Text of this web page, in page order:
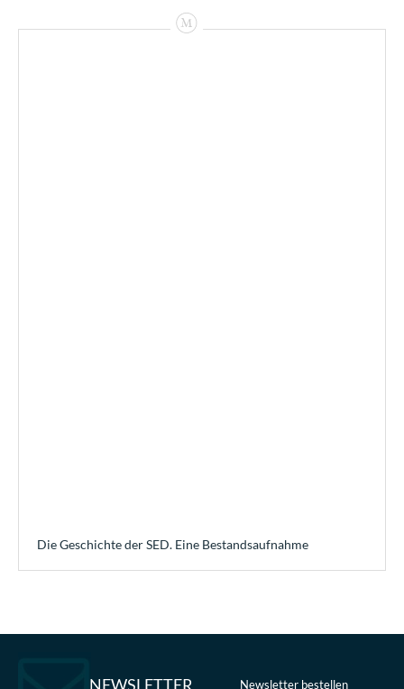
Die Geschichte der SED. Eine Bestandsaufnahme
NEWSLETTER Newsletter bestellen